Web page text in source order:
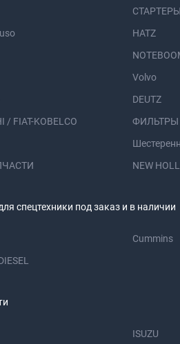
СТАРТЕРЫ
HATZ
Volvo
DEUTZ
/ FIAT-KOBELCO
ФИЛЬТРЫ
NEW
спецтехники под заказ и в наличии
Cummins
ISUZU